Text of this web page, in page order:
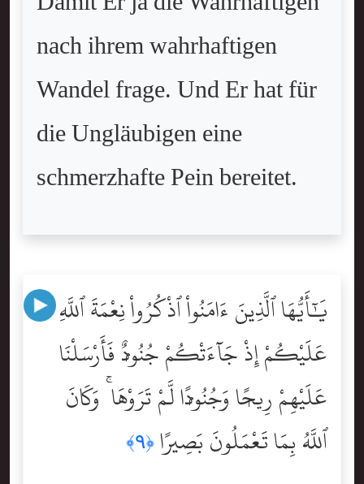
nach ihrem wahrhaftigen
Wandel frage. Und Er hat für
die Ungläubigen eine
schmerzhafte Pein bereitet.
يَٰٓأَيُّهَا ٱلَّذِينَ ءَامَنُواْ ٱذْكُرُواْ نِعْمَةَ ٱللَّهِ
عَلَيْكُمْ إِذْ جَآءَتْكُمْ جُنُودٌۭ فَأَرْسَلْنَا
عَلَيْهِمْ رِيحًۭا وَجُنُودًۭا لَّمْ تَرَوْهَا ۚ وَكَانَ
ٱللَّهُ بِمَا تَعْمَلُونَ بَصِيرًا ﴿٩﴾